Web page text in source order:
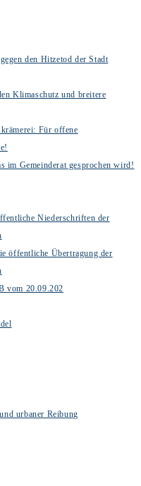
den Hitzetod der Stadt
Klimaschutz und breitere
Für offene
im Gemeinderat gesprochen wird!
Niederschriften der
öffentliche Übertragung der
vom 20.09.202
urbaner Reibung